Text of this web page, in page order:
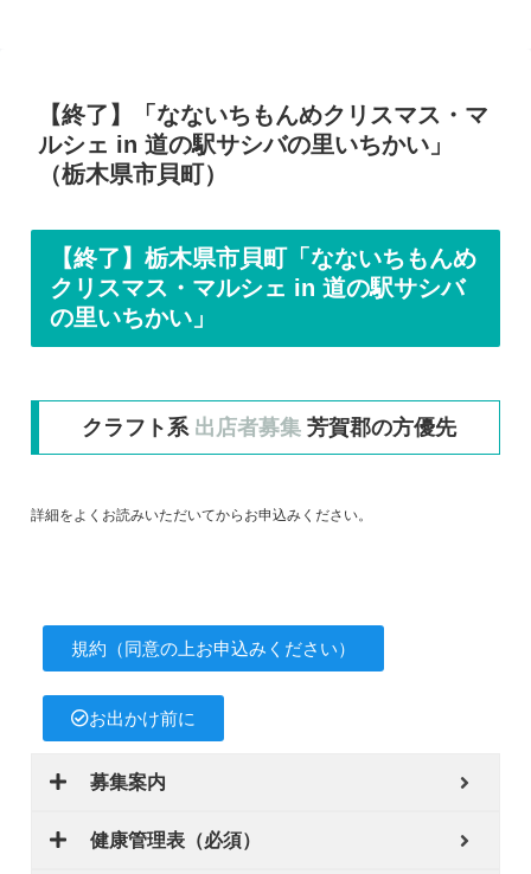
【終了】「なないちもんめクリスマス・マ
ルシェ in 道の駅サシバの里いちかい」
（栃木県市貝町）
【終了】栃木県市貝町「なないちもんめ
クリスマス・マルシェ in 道の駅サシバ
の里いちかい」
クラフト系 出店者募集 芳賀郡の方優先
詳細をよくお読みいただいてからお申込みください。
規約（同意の上お申込みください）
お出かけ前に
募集案内
健康管理表（必須）